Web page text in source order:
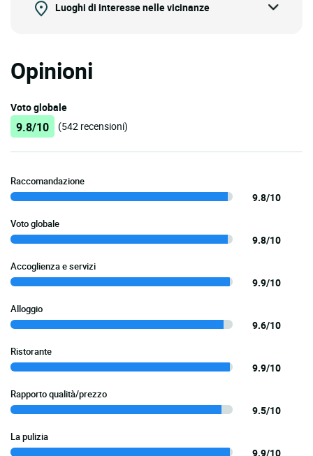
Luoghi di interesse nelle vicinanze
Opinioni
Voto globale
9.8/10 (542 recensioni)
Raccomandazione
9.8/10
Voto globale
9.8/10
Accoglienza e servizi
9.9/10
Alloggio
9.6/10
Ristorante
9.9/10
Rapporto qualità/prezzo
9.5/10
La pulizia
9.9/10